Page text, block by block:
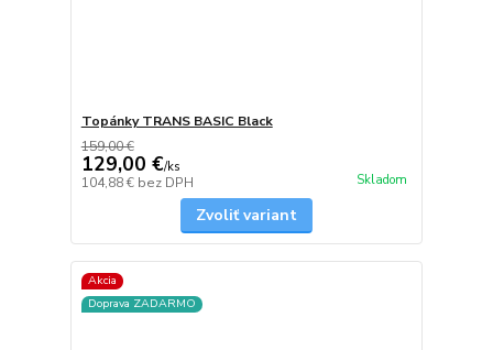
Topánky TRANS BASIC Black
159,00 €
129,00 €/ks
104,88 € bez DPH Skladom
Zvoliť variant
Akcia
Doprava ZADARMO